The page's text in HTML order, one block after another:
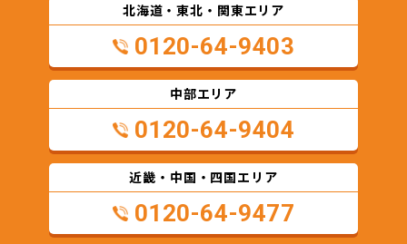
北海道・東北・関東エリア
0120-64-9403
中部エリア
0120-64-9404
近畿・中国・四国エリア
0120-64-9477